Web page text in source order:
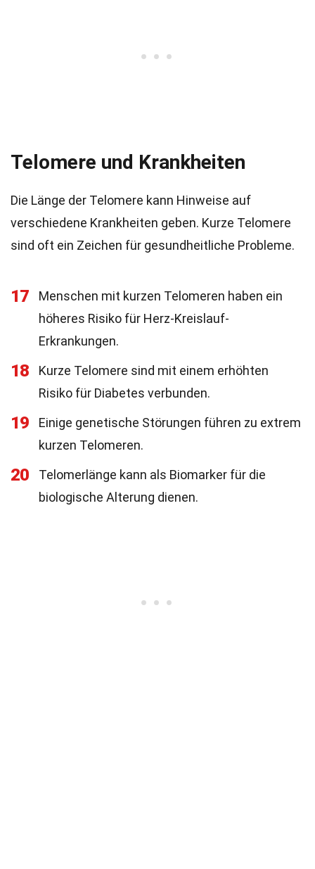
Telomere und Krankheiten
Die Länge der Telomere kann Hinweise auf
verschiedene Krankheiten geben. Kurze Telomere
sind oft ein Zeichen für gesundheitliche Probleme.
17
Menschen mit kurzen Telomeren haben ein
höheres Risiko für Herz-Kreislauf-
Erkrankungen.
18
Kurze Telomere sind mit einem erhöhten
Risiko für Diabetes verbunden.
19
Einige genetische Störungen führen zu extrem
kurzen Telomeren.
20
Telomerlänge kann als Biomarker für die
biologische Alterung dienen.